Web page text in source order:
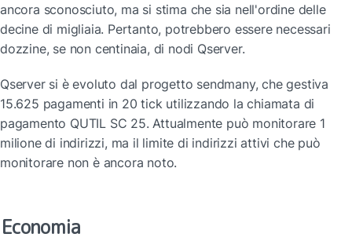
ancora sconosciuto, ma si stima che sia nell'ordine delle
decine di migliaia. Pertanto, potrebbero essere necessari
dozzine, se non centinaia, di nodi Qserver.
Qserver si è evoluto dal progetto sendmany, che gestiva
15.625 pagamenti in 20 tick utilizzando la chiamata di
pagamento QUTIL SC 25. Attualmente può monitorare 1
milione di indirizzi, ma il limite di indirizzi attivi che può
monitorare non è ancora noto.
Economia